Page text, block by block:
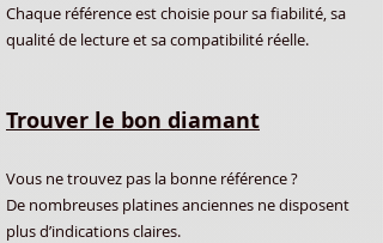
Chaque référence est choisie pour sa fiabilité, sa
qualité de lecture et sa compatibilité réelle.
Trouver le bon diamant
Vous ne trouvez pas la bonne référence ?
De nombreuses platines anciennes ne disposent
plus d’indications claires.